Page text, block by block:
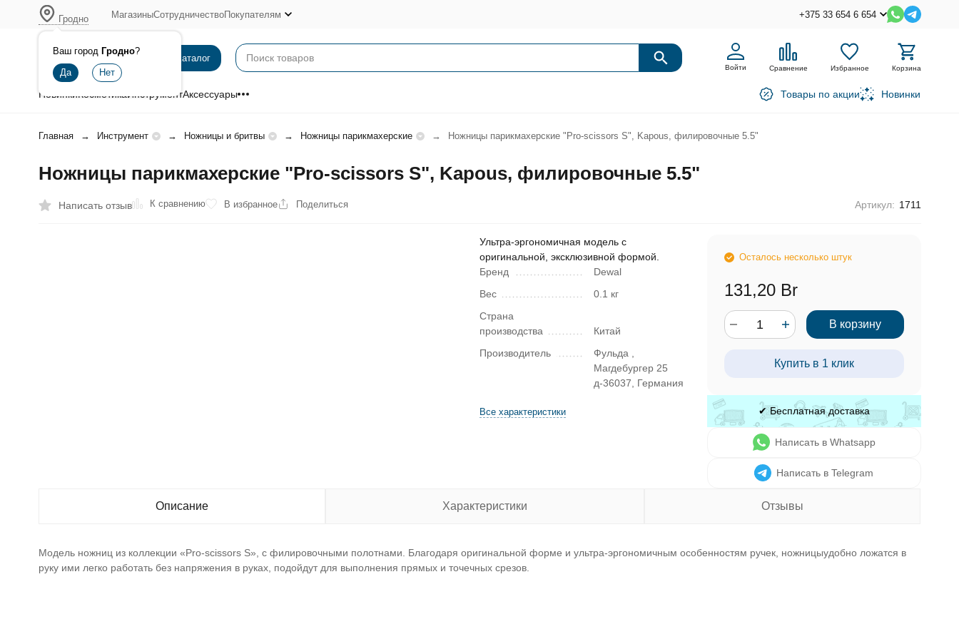
Гродно
Ваш город Гродно?
МагазиныСотрудничествоПокупателям +375 33 654 6 654
Каталог
Войти Сравнение Избранное Корзина
НовинкиКосметикаИнструментАксессуары Товары по акции Новинки
Главная Инструмент Ножницы и бритвы Ножницы парикмахерские Ножницы парикмахерские "Pro-scissors S", Kapous, филировочные 5.5"
Ножницы парикмахерские "Pro-scissors S", Kapous, филировочные 5.5"
Написать отзыв К сравнению В избранное Поделиться Артикул: 1711
Ультра-эргономичная модель с
оригинальной, эксклюзивной формой.
Бренд
Dewal
Вес
0.1 кг
Страна
производства
Китай
Производитель
Фульда ,
Магдебургер 25
д-36037, Германия
Все характеристики
Осталось несколько штук
131,20 Br
В корзину
Купить в 1 клик
✔ Бесплатная доставка
Написать в Whatsapp
Написать в Telegram
Описание Характеристики Отзывы
Модель ножниц из коллекции «Pro-scissors S», с филировочными полотнами. Благодаря оригинальной форме и ультра-эргономичным особенностям ручек, ножницыудобно ложатся в
руку ими легко работать без напряжения в руках, подойдут для выполнения прямых и точечных срезов.